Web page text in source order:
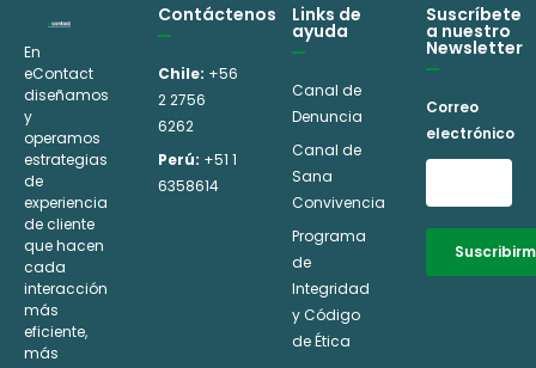
En
eContact
diseñamos
y
operamos
estrategias
de
experiencia
de cliente
que hacen
cada
interacción
más
eficiente,
más
Contáctenos
Chile: +56
2 2756
6262
Perú: +51 1
6358614
Links de
ayuda
Canal de
Denuncia
Canal de
Sana
Convivencia
Programa
de
Integridad
y Código
de Ética
Suscríbete
a nuestro
Newsletter
Correo
electrónico